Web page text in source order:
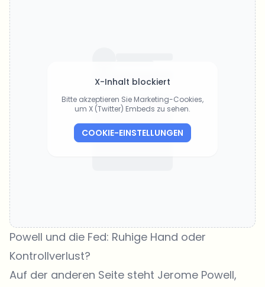
X-Inhalt blockiert
Bitte akzeptieren Sie Marketing-Cookies,
um X (Twitter) Embeds zu sehen.
COOKIE-EINSTELLUNGEN
Powell und die Fed: Ruhige Hand oder
Kontrollverlust?
Auf der anderen Seite steht Jerome Powell,